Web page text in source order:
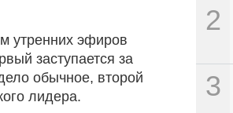
2
3
утренних эфиров
заступается за
обычное, второй
лидера.